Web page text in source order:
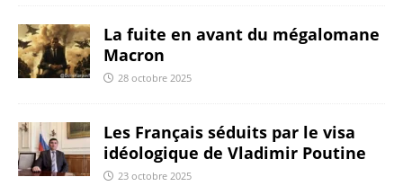
La fuite en avant du mégalomane
Macron
28 octobre 2025
Les Français séduits par le visa
idéologique de Vladimir Poutine
23 octobre 2025